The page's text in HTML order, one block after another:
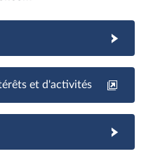
et d'activités